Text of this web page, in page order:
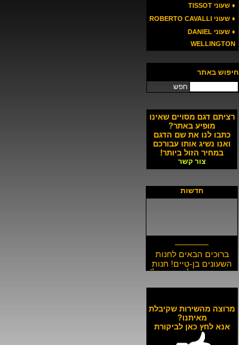
♦ שעוני TISSOT
♦ שעוני ROBERTO CAVALLI
♦ שעוני DANIEL
WELLINGTON
חיפוש באתר
חפש
רציתם דגם מסויים שאינו
מופיע באתר?
כתבו לנו את שם הדגם
ואנו נשיג אותו עבורכם
במחיר הזול ביותר!
צור קשר
חדשות
_______
ברוכים הבאים לחנות
השעונים בן-טיים! חנות
השעונים הזולה בישראל!
באתר ולכל חלקי הארץ!
__________________
כל השעונים באתר עד 6
תשלומים ללא ריבית!
מרוצה מהשירות שקיבלת
מאיתנו?
אנא לחץ כאן לביקורת